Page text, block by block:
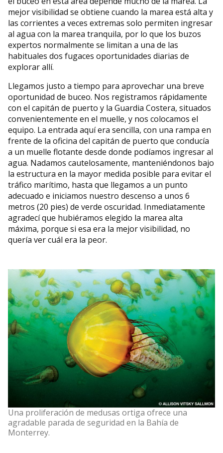
mejor visibilidad se obtiene cuando la marea está alta y
las corrientes a veces extremas solo permiten ingresar
al agua con la marea tranquila, por lo que los buzos
expertos normalmente se limitan a una de las
habituales dos fugaces oportunidades diarias de
explorar allí.
Llegamos justo a tiempo para aprovechar una breve
oportunidad de buceo. Nos registramos rápidamente
con el capitán de puerto y la Guardia Costera, situados
convenientemente en el muelle, y nos colocamos el
equipo. La entrada aquí era sencilla, con una rampa en
frente de la oficina del capitán de puerto que conducía
a un muelle flotante desde donde podíamos ingresar al
agua. Nadamos cautelosamente, manteniéndonos bajo
la estructura en la mayor medida posible para evitar el
tráfico marítimo, hasta que llegamos a un punto
adecuado e iniciamos nuestro descenso a unos 6
metros (20 pies) de verde oscuridad. Inmediatamente
agradecí que hubiéramos elegido la marea alta
máxima, porque si esa era la mejor visibilidad, no
quería ver cuál era la peor.
Una proliferación de medusas ortiga ofrece una
agradable parada de seguridad en la Bahía de
Monterrey.